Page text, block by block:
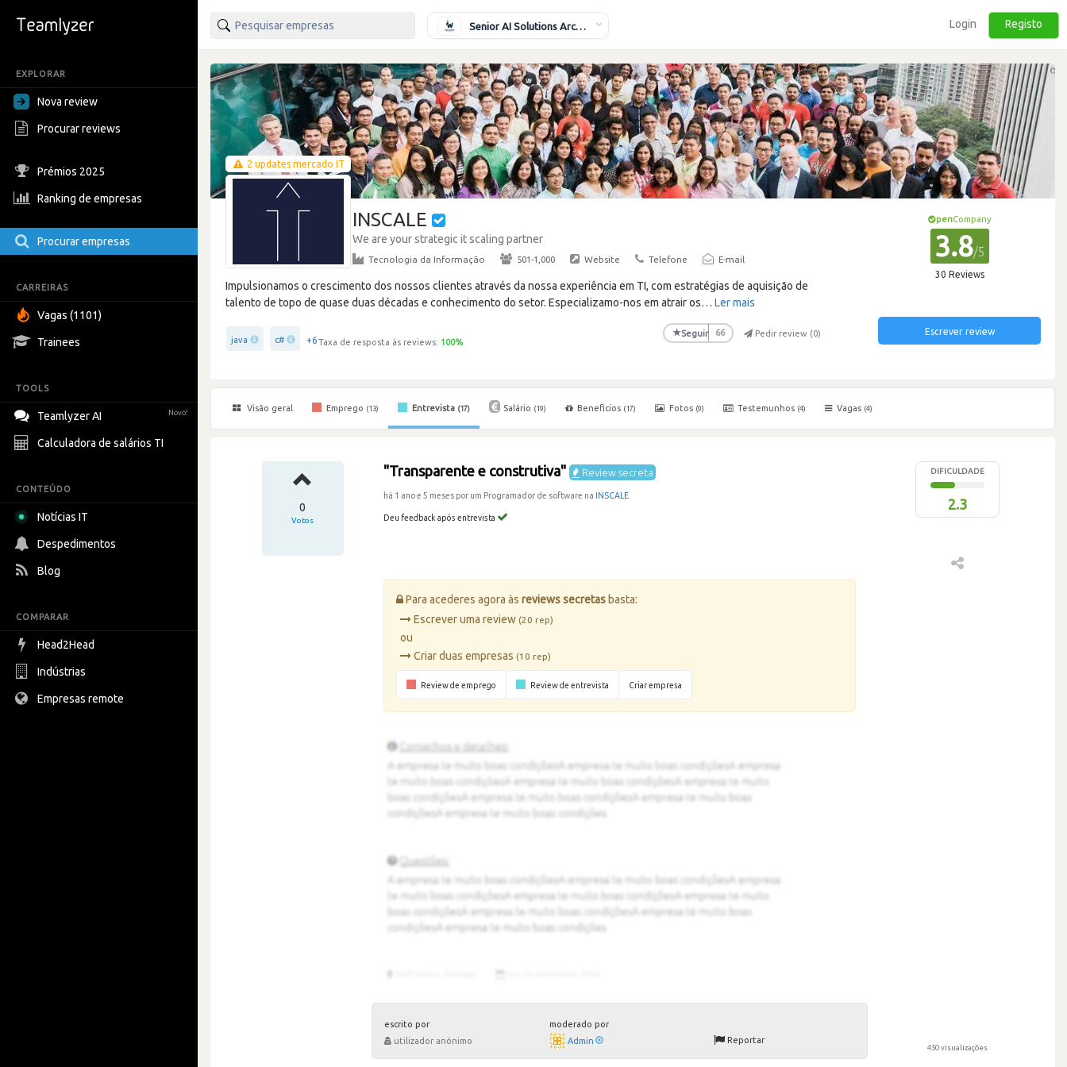
EXPLORAR
Nova review
Procurar reviews
Prémios 2025
Ranking de empresas
Procurar empresas
CARREIRAS
Vagas (1101)
Trainees
TOOLS
Teamlyzer AI Novo!
Calculadora de salários TI
CONTEÚDO
Notícias IT
Despedimentos
Blog
COMPARAR
Head2Head
Indústrias
Empresas remote
Senior AI Solutions Architect Login Registo
2 updates mercado IT
INSCALE
We are your strategic it scaling partner
Tecnologia da Informação · 501-1,000 · Website · Telefone · E-mail
Impulsionamos o crescimento dos nossos clientes através da nossa experiência em TI, com estratégias de aquisição de
talento de topo de quase duas décadas e conhecimento do setor. Especializamo-nos em atrair os… Ler mais
java c# +6Taxa de resposta às reviews: 100%
★Seguir 66 Pedir review (0)
penCompany
3.8/5
30 Reviews
Escrever review
Visão geral Emprego (13) Entrevista (17) Salário (19) Benefícios (17) Fotos (9) Testemunhos (4) Vagas (4)
0
Votos
"Transparente e construtiva" Review secreta
há 1 ano e 5 meses por um Programador de software na INSCALE
Deu feedback após entrevista
DIFICULDADE
2.3
Para acederes agora àsreviews secretas basta:
Escrever uma review(20 rep)
ou
Criar duas empresas(10 rep)
Review de emprego Review de entrevista Criar empresa
escrito por
utilizador anónimo
moderado por
Admin
Reportar
450 visualizações